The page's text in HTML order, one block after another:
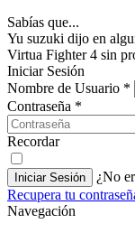
Sabías que...
Yu suzuki dijo en
Virtua Fighter 4 sin
Iniciar Sesión
Nombre de Usuario *
Contraseña *
Recordar
Iniciar Sesión ¿No
Recupera tu
Navegación